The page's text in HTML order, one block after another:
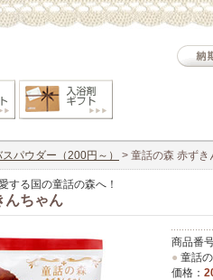
スパウダー（200円～） > 童話の森 赤ずき
する国の童話の森へ！
んちゃん
商品番
● 童話
価格：